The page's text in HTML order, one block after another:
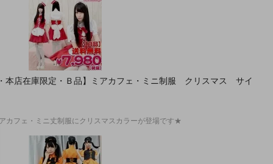
本店在庫限定・Ｂ品】ミアカフェ・ミニ制服 クリスマス サイ
フェ・ミニ丈制服にクリスマスカラーが登場です★